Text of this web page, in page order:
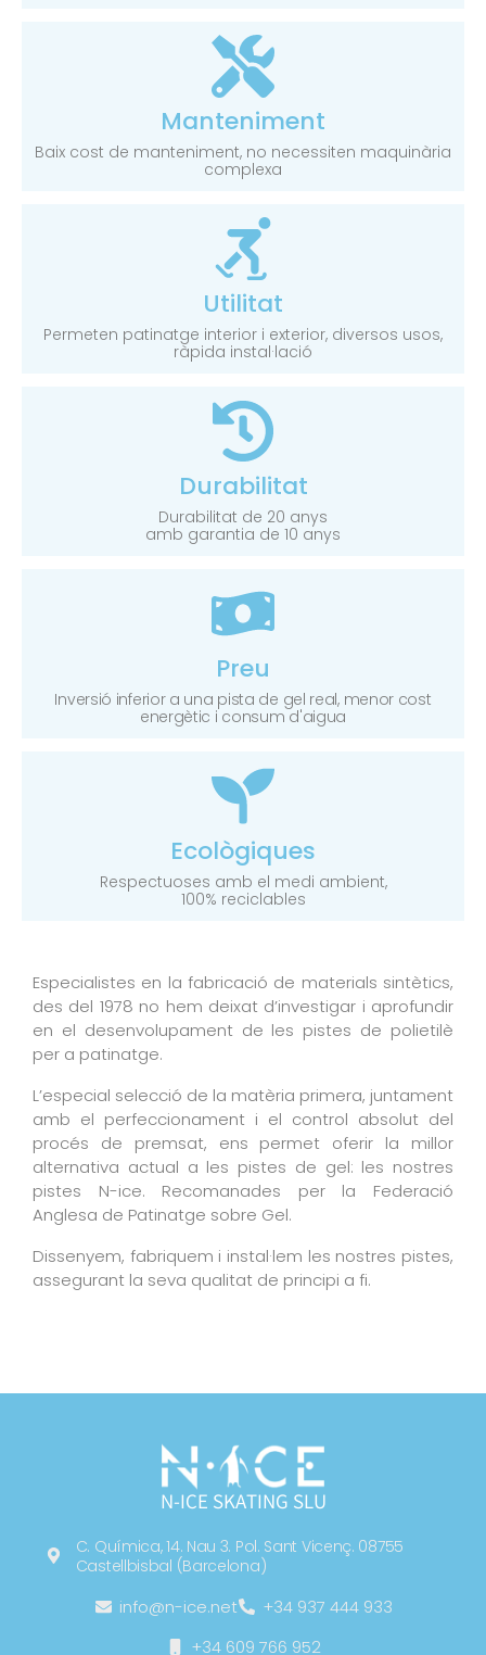
Manteniment
Baix cost de manteniment, no necessiten maquinària
complexa
Utilitat
Permeten patinatge interior i exterior, diversos usos,
ràpida instal·lació
Durabilitat
Durabilitat de 20 anys
amb garantia de 10 anys
Preu
Inversió inferior a una pista de gel real, menor cost
energètic i consum d'aigua
Ecològiques
Respectuoses amb el medi ambient,
100% reciclables
Especialistes en la fabricació de materials sintètics,
des del 1978 no hem deixat d’investigar i aprofundir
en el desenvolupament de les pistes de polietilè
per a patinatge.
L’especial selecció de la matèria primera, juntament
amb el perfeccionament i el control absolut del
procés de premsat, ens permet oferir la millor
alternativa actual a les pistes de gel: les nostres
pistes N-ice. Recomanades per la Federació
Anglesa de Patinatge sobre Gel.
Dissenyem, fabriquem i instal·lem les nostres pistes,
assegurant la seva qualitat de principi a fi.
N-ICE SKATING SLU
C. Química, 14. Nau 3. Pol. Sant Vicenç. 08755
Castellbisbal (Barcelona)
info@n-ice.net
+34 937 444 933
+34 609 766 952